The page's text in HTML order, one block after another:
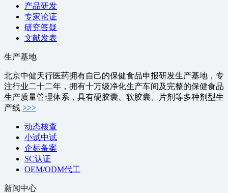
产品研发
专家论证
研究答疑
文献发表
生产基地
北京中健天行医药拥有自己的保健食品申报研发生产基地，专
注行业二十二年，拥有十万级净化生产车间及完整的保健食品
生产质量管理体系，具有硬胶囊、软胶囊、片剂等多种剂型生
产线 >>>
动态核查
小试中试
企标备案
SC认证
OEM/ODM代工
新闻中心